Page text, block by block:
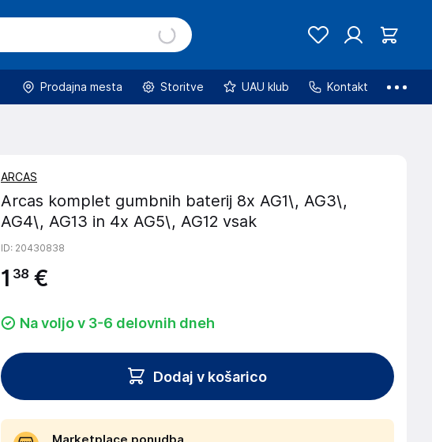
Prodajna mesta Storitve UAU klub Kontakt
ARCAS
Arcas komplet gumbnih baterij 8x AG1\, AG3\,
AG4\, AG13 in 4x AG5\, AG12 vsak
ID: 20430838
1 38 €
Na voljo v 3-6 delovnih dneh
Dodaj v košarico